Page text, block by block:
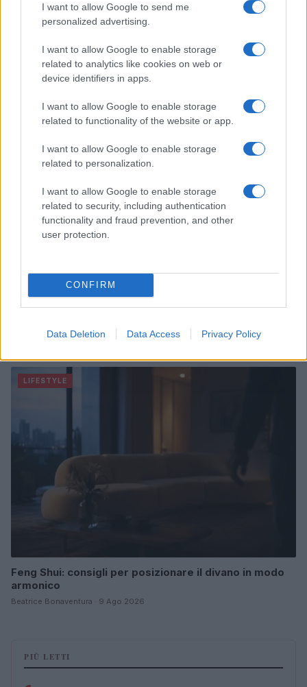
I want to allow Google to send me
personalized advertising.
I want to allow Google to enable storage
related to analytics like cookies on web or
device identifiers in apps.
I want to allow Google to enable storage
related to functionality of the website or app.
I want to allow Google to enable storage
related to personalization.
I want to allow Google to enable storage
related to security, including authentication
functionality and fraud prevention, and other
user protection.
CONFIRM
Data Deletion Data Access Privacy Policy
Ozono e caldo urbano: difendere pelle e vie
respiratorie
segnali d’allarme
LIFESTYLE
Feng Shui: consigli per posizionare il divano in modo
armonico
Beatrice Bonaventura · 9 Ago 2026
PIÙ LETTI